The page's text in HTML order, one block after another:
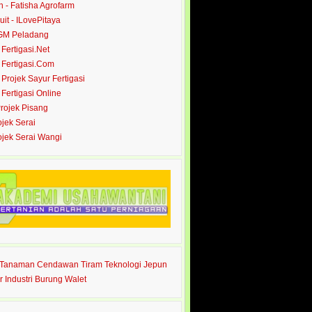
- Fatisha Agrofarm
- ILovePitaya
Peladang
Sayur Fertigasi
Online
Pisang
Serai
Serai Wangi
Cendawan Tiram Teknologi Jepun
Industri Burung Walet